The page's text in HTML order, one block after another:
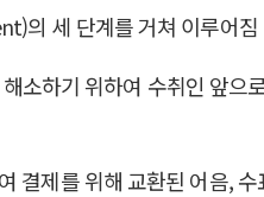
의 세 단계를 거쳐 이루어짐
소하기 위하여 수취인 앞
결제를 위해 교환된 어음,